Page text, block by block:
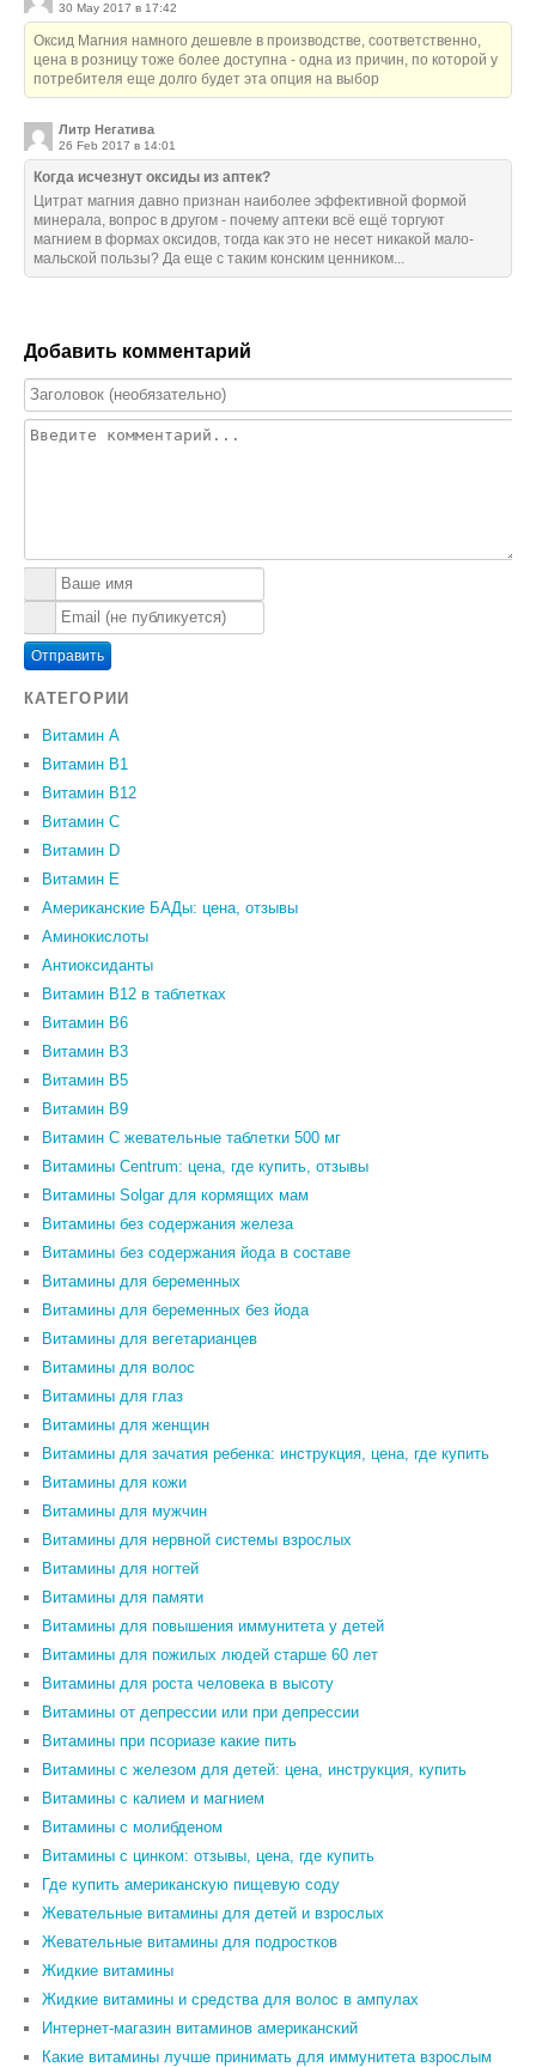
30 May 2017 в 17:42
Оксид Магния намного дешевле в производстве, соответственно,
цена в розницу тоже более доступна - одна из причин, по которой у
потребителя еще долго будет эта опция на выбор
Литр Негатива
26 Feb 2017 в 14:01
Когда исчезнут оксиды из аптек?
Цитрат магния давно признан наиболее эффективной формой
минерала, вопрос в другом - почему аптеки всё ещё торгуют
магнием в формах оксидов, тогда как это не несет никакой мало-
мальской пользы? Да еще с таким конским ценником...
Добавить комментарий
Отправить
КАТЕГОРИИ
Витамин A
Витамин B1
Витамин B12
Витамин C
Витамин D
Витамин Е
Американские БАДы: цена, отзывы
Аминокислоты
Антиоксиданты
Витамин B12 в таблетках
Витамин B6
Витамин В3
Витамин В5
Витамин В9
Витамин С жевательные таблетки 500 мг
Витамины Centrum: цена, где купить, отзывы
Витамины Solgar для кормящих мам
Витамины без содержания железа
Витамины без содержания йода в составе
Витамины для беременных
Витамины для беременных без йода
Витамины для вегетарианцев
Витамины для волос
Витамины для глаз
Витамины для женщин
Витамины для зачатия ребенка: инструкция, цена, где купить
Витамины для кожи
Витамины для мужчин
Витамины для нервной системы взрослых
Витамины для ногтей
Витамины для памяти
Витамины для повышения иммунитета у детей
Витамины для пожилых людей старше 60 лет
Витамины для роста человека в высоту
Витамины от депрессии или при депрессии
Витамины при псориазе какие пить
Витамины с железом для детей: цена, инструкция, купить
Витамины с калием и магнием
Витамины с молибденом
Витамины с цинком: отзывы, цена, где купить
Где купить американскую пищевую соду
Жевательные витамины для детей и взрослых
Жевательные витамины для подростков
Жидкие витамины
Жидкие витамины и средства для волос в ампулах
Интернет-магазин витаминов американский
Какие витамины лучше принимать для иммунитета взрослым